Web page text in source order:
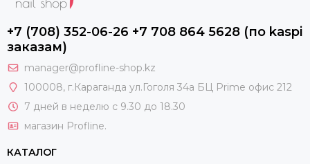
+7 (708) 352-06-26 +7 708 864 5628 (по kaspi
заказам)
manager@profline-shop.kz
100008, г.Караганда ул.Гоголя 34а БЦ Prime офис 212
7 дней в неделю с 9.30 до 18.30
магазин Profline.
КАТАЛОГ